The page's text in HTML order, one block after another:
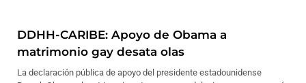
DDHH-CARIBE: Apoyo de Obama a
matrimonio gay desata olas
La declaración pública de apoyo del presidente estadounidense